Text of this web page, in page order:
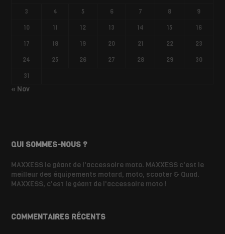
3
4 5 6 7 8
9
10
11 12 13 14 15
16
17
18 19 20 21 22
23
24
25 26 27 28 29
30
31
« Nov
QUI SOMMES-NOUS ?
MAXXESS le géant de l'accessoire moto. MAXXESS c'est le
meilleur des équipements motard, moto, scooter & Quad.
MAXXESS, c'est le géant de l'accessoire moto !
COMMENTAIRES RÉCENTS